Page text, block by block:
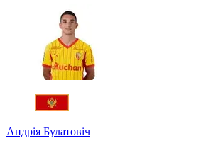
Андрія Булатовіч